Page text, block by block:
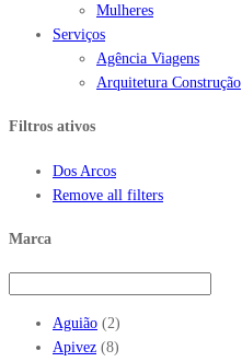
Mulheres
Serviços
Agência Viagens
Arquitetura Construção
Filtros ativos
Dos Arcos
Remove all filters
Marca
Aguião (2)
Apivez (8)